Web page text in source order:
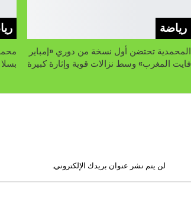
رياضة
المحمدية تحتضن أول نسخة من دوري «إمباير
فايت المغرب» وسط نزالات قوية وإثارة كبيرة
لن يتم نشر عنوان بريدك الإلكتروني.